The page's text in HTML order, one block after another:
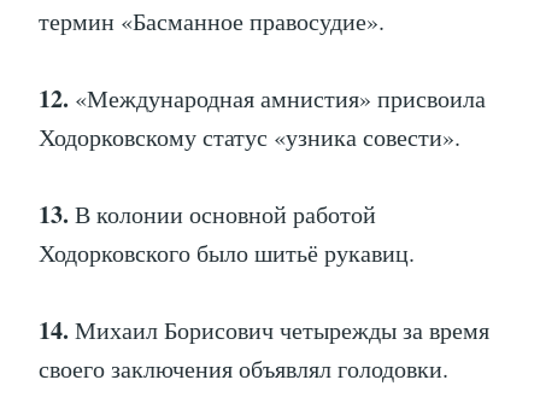
термин «Басманное правосудие».
12. «Международная амнистия» присвоила
Ходорковскому статус «узника совести».
13. В колонии основной работой
Ходорковского было шитьё рукавиц.
14. Михаил Борисович четырежды за время
своего заключения объявлял голодовки.